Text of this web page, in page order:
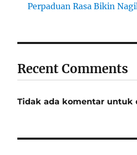
Perpaduan Rasa Bikin
Recent Comments
Tidak ada komentar untuk